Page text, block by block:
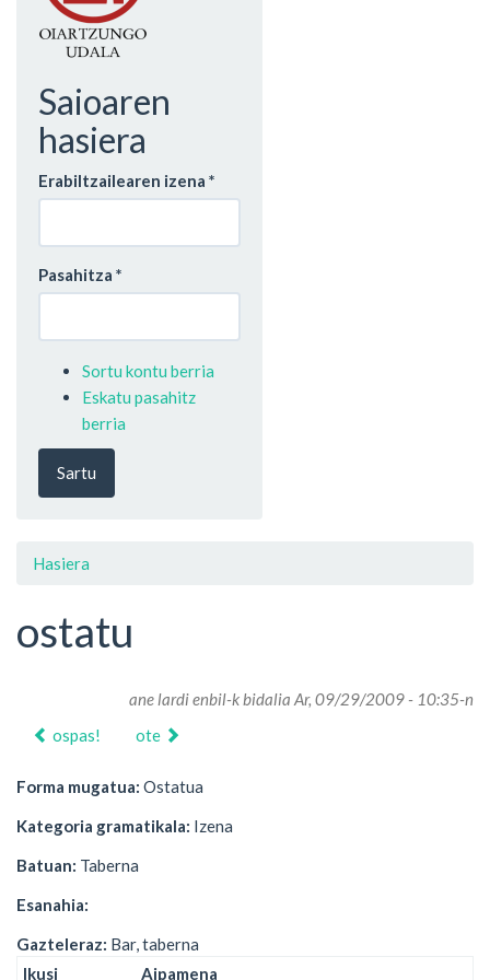
Saioaren
hasiera
Erabiltzailearen izena *
Pasahitza *
Sortu kontu berria
Eskatu pasahitz
berria
Sartu
Hasiera
ostatu
ane lardi enbil-k bidalia Ar, 09/29/2009 - 10:35-n
ospas!
ote
Forma mugatua: Ostatua
Kategoria gramatikala: Izena
Batuan: Taberna
Esanahia:
Gazteleraz: Bar, taberna
Ikusi
Aipamena